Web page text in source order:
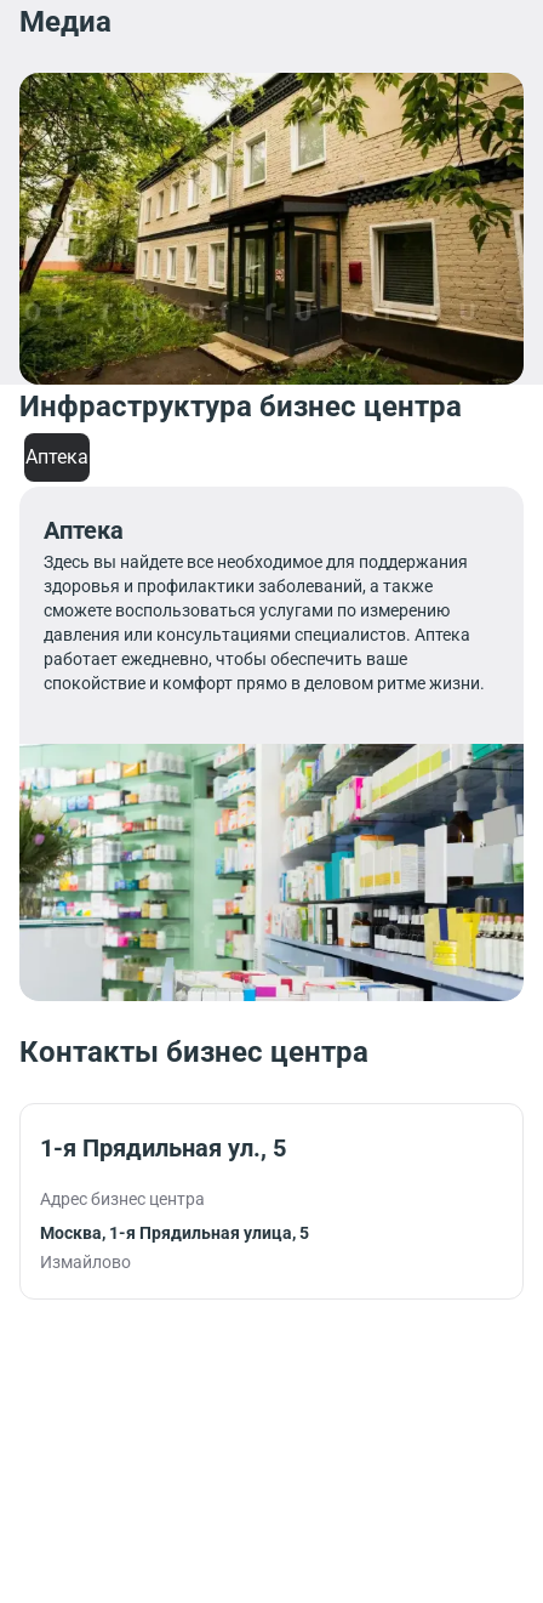
Медиа
Инфраструктура бизнес центра
Аптека
Аптека
Здесь вы найдете все необходимое для поддержания
здоровья и профилактики заболеваний, а также
сможете воспользоваться услугами по измерению
давления или консультациями специалистов. Аптека
работает ежедневно, чтобы обеспечить ваше
спокойствие и комфорт прямо в деловом ритме жизни.
Контакты бизнес центра
1-я Прядильная ул., 5
Адрес бизнес центра
Москва, 1-я Прядильная улица, 5
Измайлово